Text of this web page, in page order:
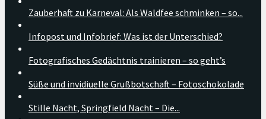
Zauberhaft zu Karneval: Als Waldfee schminken – so...
Infopost und Infobrief: Was ist der Unterschied?
Fotografisches Gedächtnis trainieren – so geht’s
Süße und invidiuelle Grußbotschaft – Fotoschokolade
Stille Nacht, Springfield Nacht – Die...